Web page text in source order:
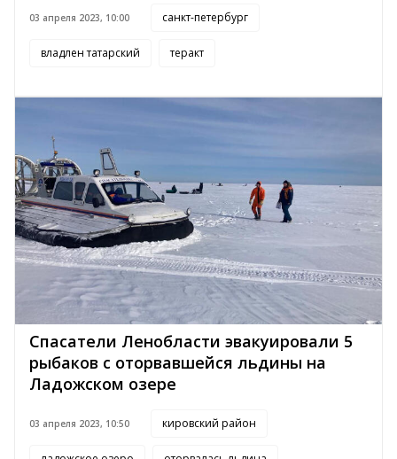
03 апреля 2023, 10:00 санкт-петербург
владлен татарский теракт
Спасатели Ленобласти эвакуировали 5
рыбаков с оторвавшейся льдины на
Ладожском озере
03 апреля 2023, 10:50 кировский район